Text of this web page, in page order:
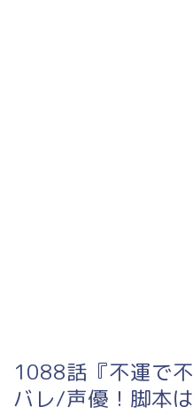
1088話『不運で
バレ/声優！脚本